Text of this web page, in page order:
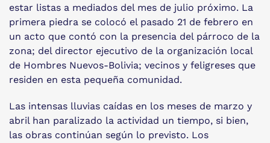
estar listas a mediados del mes de julio próximo. La
primera piedra se colocó el pasado 21 de febrero en
un acto que contó con la presencia del párroco de la
zona; del director ejecutivo de la organización local
de Hombres Nuevos-Bolivia; vecinos y feligreses que
residen en esta pequeña comunidad.
Las intensas lluvias caídas en los meses de marzo y
abril han paralizado la actividad un tiempo, si bien,
las obras continúan según lo previsto. Los